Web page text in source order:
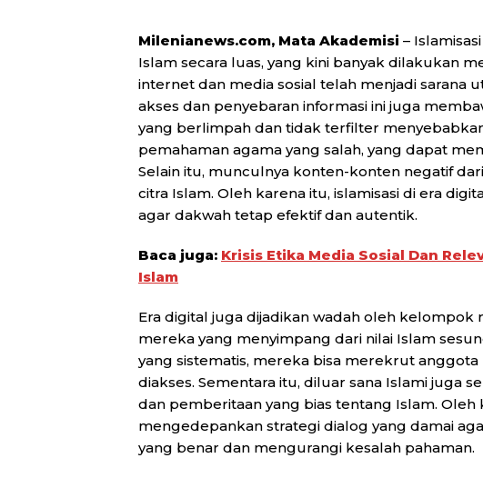
Milenianews.com, Mata Akademisi –
Islam secara luas, yang kini banyak dilakukan
internet dan media sosial telah menjadi sarana
akses dan penyebaran informasi ini juga
yang berlimpah dan tidak terfilter
pemahaman agama yang salah, yang dapat
Selain itu, munculnya konten-konten negatif
citra Islam. Oleh karena itu, islamisasi di era
agar dakwah tetap efektif dan autentik.
Baca juga: Krisis Etika Media Sosial Dan
Islam
Era digital juga dijadikan wadah oleh
mereka yang menyimpang dari nilai Islam
yang sistematis, mereka bisa merekrut
diakses. Sementara itu, diluar sana Islami juga
dan pemberitaan yang bias tentang Islam.
mengedepankan strategi dialog yang damai
yang benar dan mengurangi kesalah pahaman.